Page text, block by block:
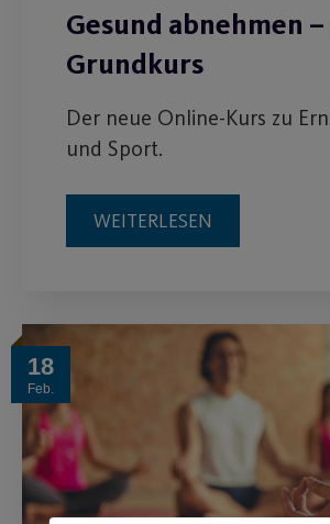
Gesund abnehmen
Grundkurs
Der neue Online-Kurs zu
und Sport.
WEITERLESEN
18
Feb.